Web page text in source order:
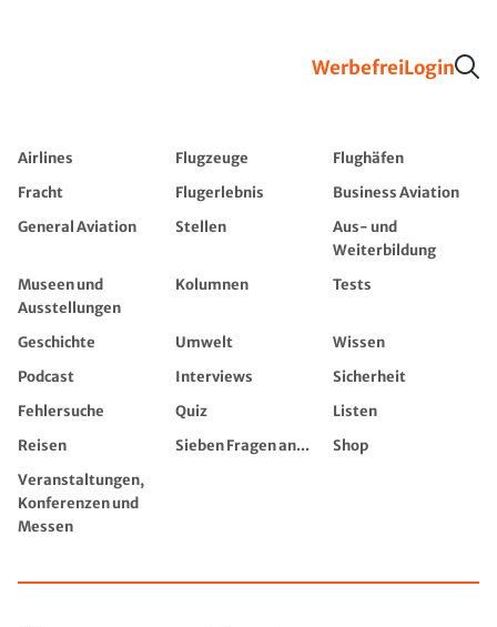
WerbefreiLogin
Airlines Flugzeuge
Flughäfen
Fracht
Flugerlebnis
Business Aviation
General Aviation
Stellen
Aus- und
Weiterbildung
Museen und
Ausstellungen
Kolumnen Tests
Geschichte Umwelt
Wissen
Podcast
Interviews
Sicherheit
Fehlersuche
Quiz
Listen
Reisen
Sieben Fragen an...
Shop
Veranstaltungen,
Konferenzen und
Messen